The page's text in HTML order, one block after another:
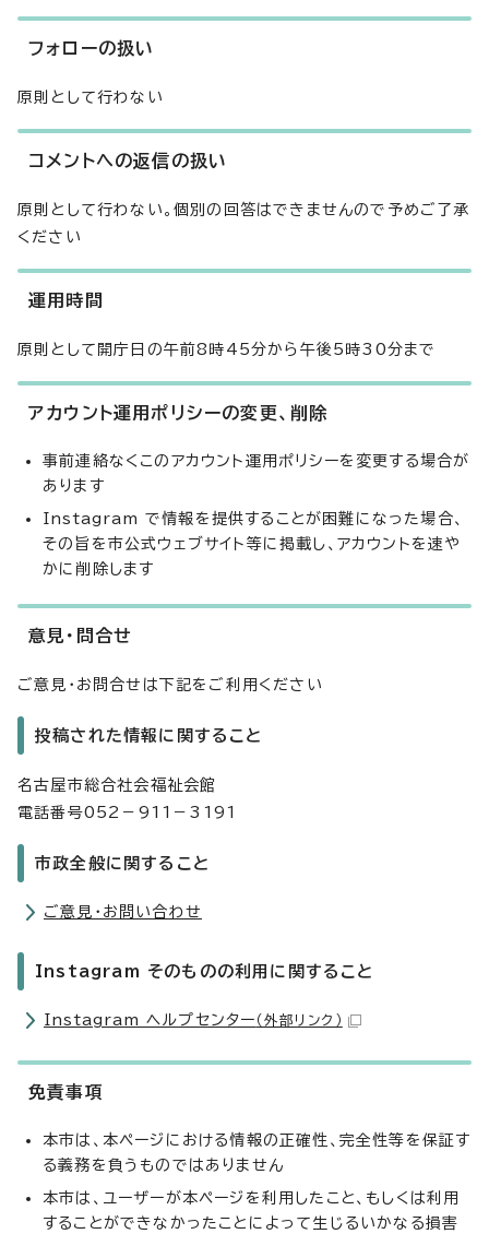
フォローの扱い
原則として行わない
コメントへの返信の扱い
原則として行わない。個別の回答はできませんので予めご了承
ください
運用時間
原則として開庁日の午前8時45分から午後5時30分まで
アカウント運用ポリシーの変更、削除
事前連絡なくこのアカウント運用ポリシーを変更する場合が
あります
Instagram で情報を提供することが困難になった場合、
その旨を市公式ウェブサイト等に掲載し、アカウントを速や
かに削除します
意見・問合せ
ご意見・お問合せは下記をご利用ください
投稿された情報に関すること
名古屋市総合社会福祉会館
電話番号052－911－3191
市政全般に関すること
ご意見・お問い合わせ
Instagram そのものの利用に関すること
Instagram ヘルプセンター （外部リンク）
免責事項
本市は、本ページにおける情報の正確性、完全性等を保証す
る義務を負うものではありません
本市は、ユーザーが本ページを利用したこと、もしくは利用
することができなかったことによって生じるいかなる損害